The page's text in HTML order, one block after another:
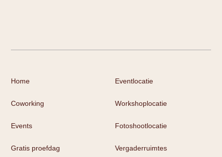
Home
Coworking
Events
Gratis proefdag
Eventlocatie
Workshoplocatie
Fotoshootlocatie
Vergaderruimtes